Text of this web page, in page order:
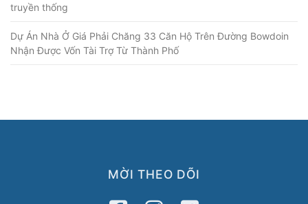
truyền thống
Dự Án Nhà Ở Giá Phải Chăng 33 Căn Hộ Trên Đường Bowdoin
Nhận Được Vốn Tài Trợ Từ Thành Phố
MỜI THEO DÕI